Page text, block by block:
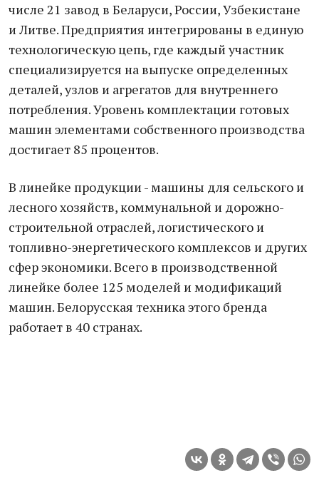
числе 21 завод в Беларуси, России, Узбекистане
и Литве. Предприятия интегрированы в единую
технологическую цепь, где каждый участник
специализируется на выпуске определенных
деталей, узлов и агрегатов для внутреннего
потребления. Уровень комплектации готовых
машин элементами собственного производства
достигает 85 процентов.
В линейке продукции - машины для сельского и
лесного хозяйств, коммунальной и дорожно-
строительной отраслей, логистического и
топливно-энергетического комплексов и других
сфер экономики. Всего в производственной
линейке более 125 моделей и модификаций
машин. Белорусская техника этого бренда
работает в 40 странах.